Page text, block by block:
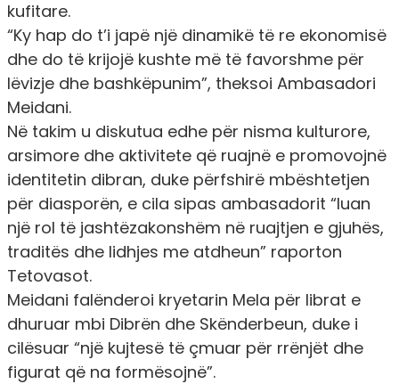
kufitare.
“Ky hap do t’i japë një dinamikë të re ekonomisë
dhe do të krijojë kushte më të favorshme për
lëvizje dhe bashkëpunim”, theksoi Ambasadori
Meidani.
Në takim u diskutua edhe për nisma kulturore,
arsimore dhe aktivitete që ruajnë e promovojnë
identitetin dibran, duke përfshirë mbështetjen
për diasporën, e cila sipas ambasadorit “luan
një rol të jashtëzakonshëm në ruajtjen e gjuhës,
traditës dhe lidhjes me atdheun” raporton
Tetovasot.
Meidani falënderoi kryetarin Mela për librat e
dhuruar mbi Dibrën dhe Skënderbeun, duke i
cilësuar “një kujtesë të çmuar për rrënjët dhe
figurat që na formësojnë”.